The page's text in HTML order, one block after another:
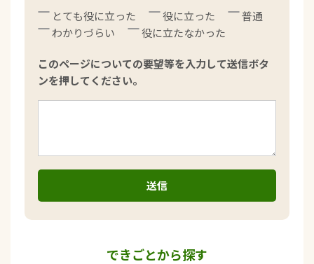
とても役に立った
役に立った
普通
わかりづらい
役に立たなかった
このページについての要望等を入力して送信ボタ
ンを押してください。
できごとから探す